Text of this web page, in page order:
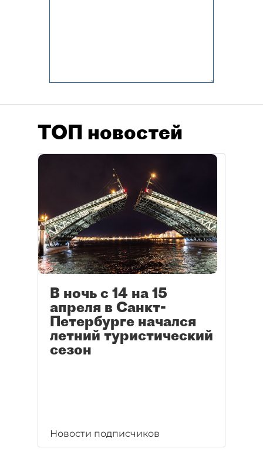
ТОП новостей
В ночь с 14 на 15
апреля в Санкт-
Петербурге начался
летний туристический
сезон
Новости подписчиков